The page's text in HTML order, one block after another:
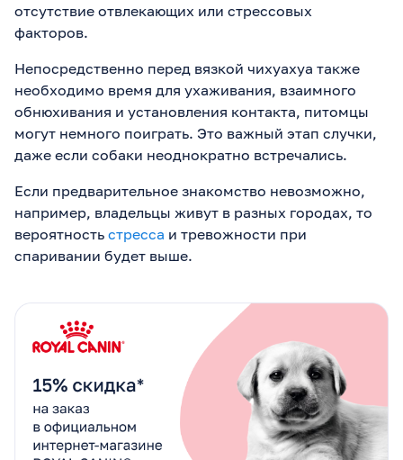
отсутствие отвлекающих или стрессовых
факторов.
Непосредственно перед вязкой чихуахуа также
необходимо время для ухаживания, взаимного
обнюхивания и установления контакта, питомцы
могут немного поиграть. Это важный этап случки,
даже если собаки неоднократно встречались.
Если предварительное знакомство невозможно,
например, владельцы живут в разных городах, то
вероятность стресса и тревожности при
спаривании будет выше.